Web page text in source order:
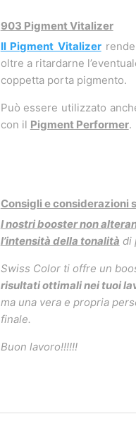
903 Pigment Vitalizer
Il Pigment Vitalizer
oltre a ritardarne
coppetta porta pigmento.
Può essere utilizzato
con il Pigment Performer.
Consigli e considerazioni
I nostri booster non
l’intensità della tonalità di
Swiss Color ti offre un
risultati ottimali nei tuoi
ma una vera e propria
finale.
Buon lavoro!!!!!!